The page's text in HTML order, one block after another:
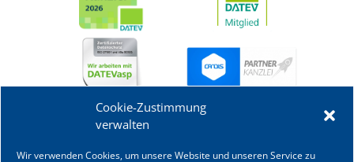
Cookie-Zustimmung
verwalten
Wir verwenden Cookies, um unsere Website und unseren Service zu